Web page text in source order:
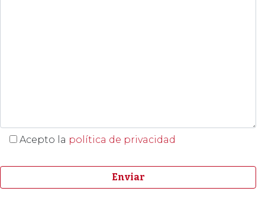
Acepto la política de privacidad